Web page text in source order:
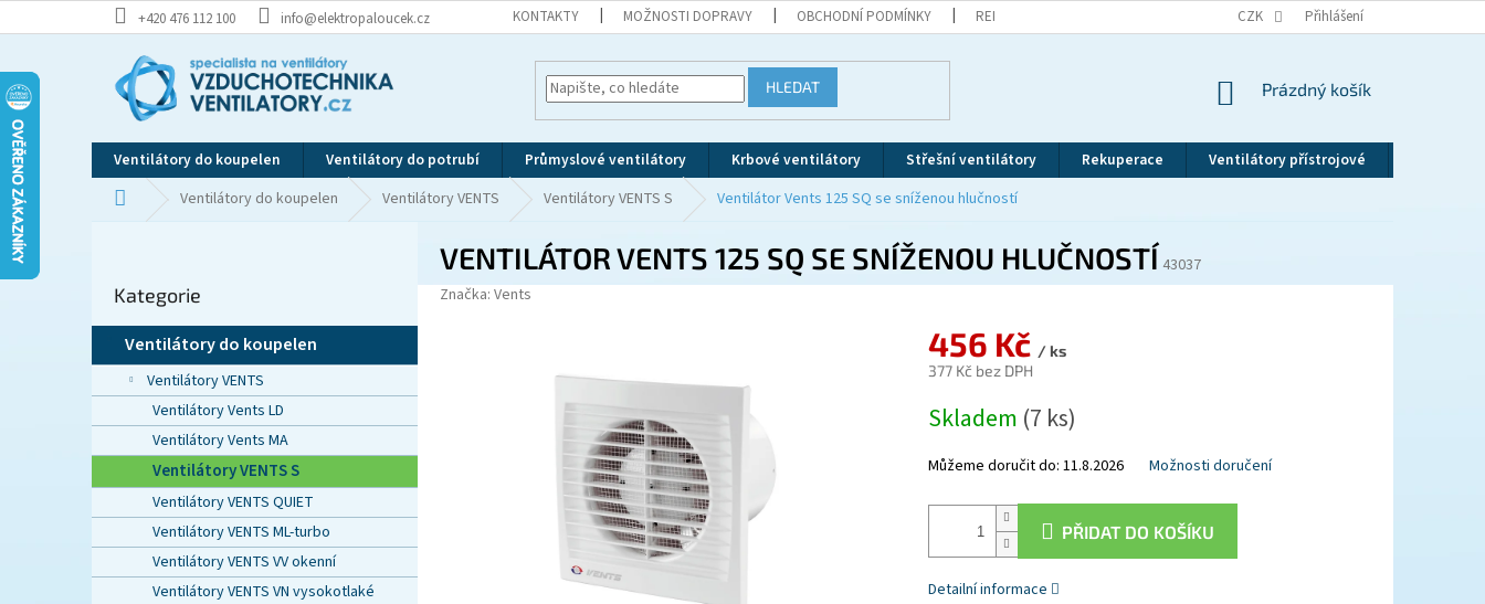
na
+420 476 112 100 info@elektropaloucek.cz KONTAKTY MOŽNOSTI DOPRAVY OBCHODNÍ PODMÍNKY REKLAMAČNÍ ŘÁD ZÁSADY OCHRANY OSOBNÍCH
CZK Přihlášení
HLEDAT
NÁKUPNÍ
Prázdný košík
Ventilátory do koupelen Ventilátory do potrubí Průmyslové ventilátory Krbové ventilátory Střešní ventilátory Rekuperace Ventilátory přístrojové
Domů Ventilátory do koupelen Ventilátory VENTS Ventilátory VENTS S Ventilátor Vents 125 SQ se sníženou hlučností
r
n
í
p
e
l
kategorie
Kategorie
Ventilátory do koupelen
Ventilátory VENTS
Ventilátory Vents LD
Ventilátory Vents MA
Ventilátory VENTS S
Ventilátory VENTS QUIET
Ventilátory VENTS ML-turbo
Ventilátory VENTS VV okenní
Ventilátory VENTS VN vysokotlaké
VENTILÁTOR VENTS 125 SQ SE SNÍŽENOU HLUČNOSTÍ 43037
Značka: Vents
456 Kč / ks
377 Kč bez DPH
cena:
Skladem (7 ks)
Můžeme doručit do: 11.8.2026 Možnosti doručení
PŘIDAT DO KOŠÍKU
Detailní informace